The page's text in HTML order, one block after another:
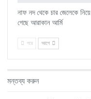
নাফ নদ থেকে চার জেলেকে নিয়ে
গেছে আরাকান আর্মি
পরে আগে
মন্তব্য করুন